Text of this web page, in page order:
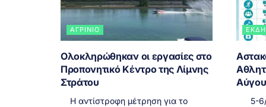
ΑΓΡΊΝΙΟ
Ολοκληρώθηκαν οι εργασίες στο
Προπονητικό Κέντρο της Λίμνης
Στράτου
Η αντίστροφη μέτρηση για το
5-6/